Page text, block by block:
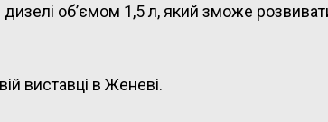
об’ємом 1,5 л, який зможе
виставці в Женеві.